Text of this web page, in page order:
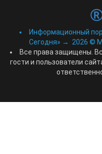
Информационный
Сегодня» → 2026 ©
Все права защищены.
гости и пользователи